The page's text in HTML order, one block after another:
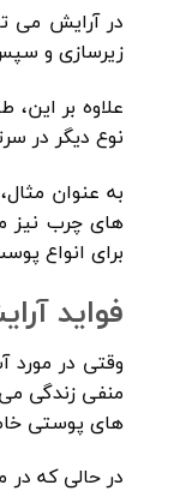
در آرایش می
زیرسازی و
علاوه بر
نوع دیگر در
به عنوان
های چرب نیز
برای انواع
فواید
وقتی در
منفی زندگی
های پوستی
در حالی که